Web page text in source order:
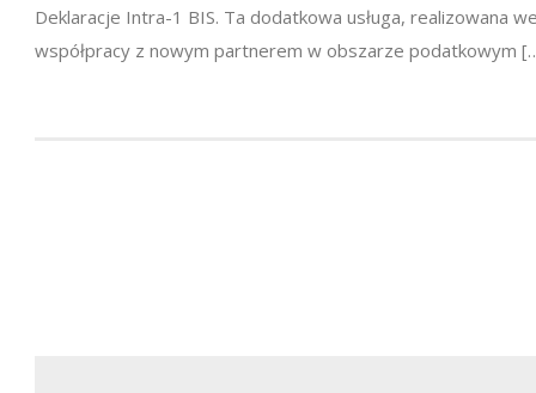
Deklaracje Intra-1 BIS. Ta dodatkowa usługa, realizowana
współpracy z nowym partnerem w obszarze podatkowym